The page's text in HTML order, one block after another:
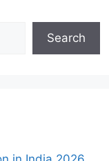
Search